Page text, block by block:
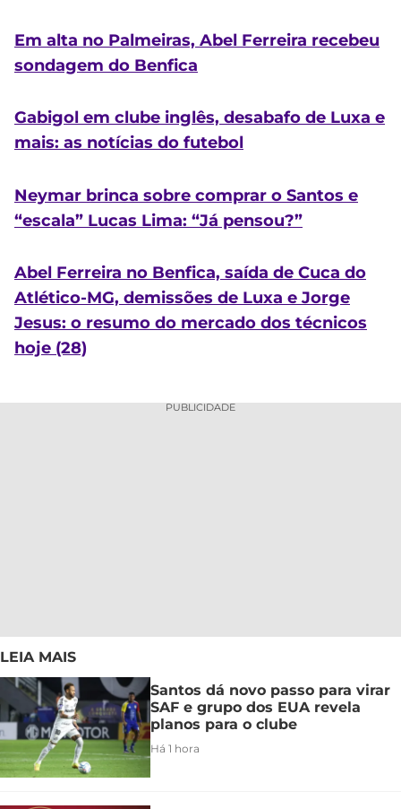
Em alta no Palmeiras, Abel Ferreira recebeu
sondagem do Benfica
Gabigol em clube inglês, desabafo de Luxa e
mais: as notícias do futebol
Neymar brinca sobre comprar o Santos e
“escala” Lucas Lima: “Já pensou?”
Abel Ferreira no Benfica, saída de Cuca do
Atlético-MG, demissões de Luxa e Jorge
Jesus: o resumo do mercado dos técnicos
hoje (28)
PUBLICIDADE
LEIA MAIS
Santos dá novo passo para virar
SAF e grupo dos EUA revela
planos para o clube
Há 1 hora